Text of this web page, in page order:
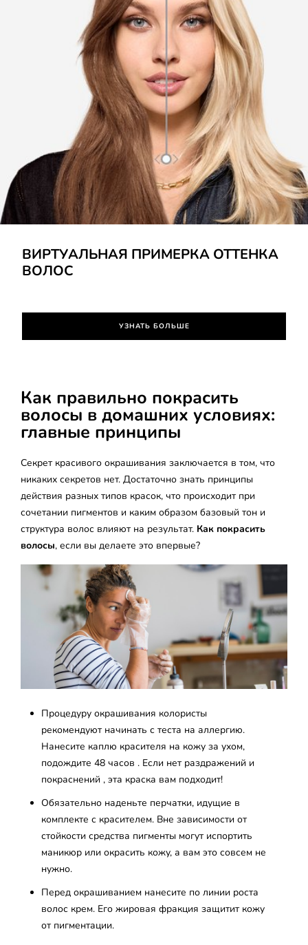
ВИРТУАЛЬНАЯ ПРИМЕРКА ОТТЕНКА
ВОЛОС
УЗНАТЬ БОЛЬШЕ
Как правильно покрасить
волосы в домашних условиях:
главные принципы
Секрет красивого окрашивания заключается в том, что
никаких секретов нет. Достаточно знать принципы
действия разных типов красок, что происходит при
сочетании пигментов и каким образом базовый тон и
структура волос влияют на результат. Как покрасить
волосы, если вы делаете это впервые?
Процедуру окрашивания колористы
рекомендуют начинать с теста на аллергию.
Нанесите каплю красителя на кожу за ухом,
подождите 48 часов . Если нет раздражений и
покраснений , эта краска вам подходит!
Обязательно наденьте перчатки, идущие в
комплекте с красителем. Вне зависимости от
стойкости средства пигменты могут испортить
маникюр или окрасить кожу, а вам это совсем не
нужно.
Перед окрашиванием нанесите по линии роста
волос крем. Его жировая фракция защитит кожу
от пигментации.